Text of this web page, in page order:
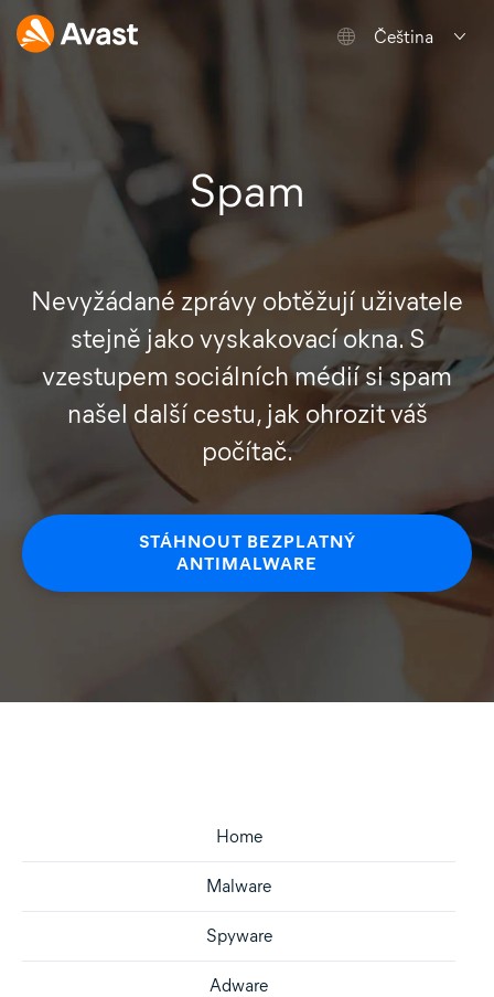
Čeština
Spam
Nevyžádané zprávy obtěžují uživatele
stejně jako vyskakovací okna. S
vzestupem sociálních médií si spam
našel další cestu, jak ohrozit váš
počítač.
STÁHNOUT BEZPLATNÝ
ANTIMALWARE
Home
Malware
Spyware
Adware